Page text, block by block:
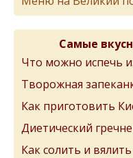
Самые
Что можно испечь
Творожная
Как приготовить
Диетический
Как солить и